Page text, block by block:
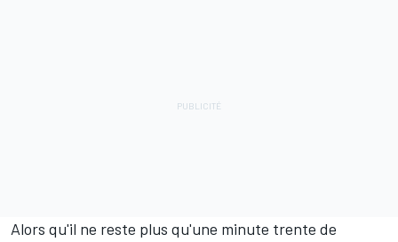
Alors qu'il ne reste plus qu'une minute trente de